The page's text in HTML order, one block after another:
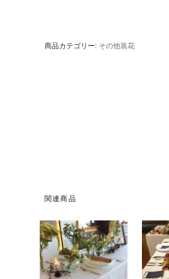
商品カテゴリー: その他装花
関連商品